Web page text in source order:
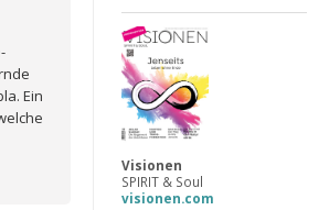
Ein
Visionen
SPIRIT & Soul
visionen.com